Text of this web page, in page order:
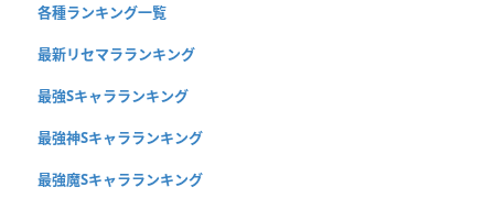
各種ランキング一覧
最新リセマラランキング
最強Sキャラランキング
最強神Sキャラランキング
最強魔Sキャラランキング